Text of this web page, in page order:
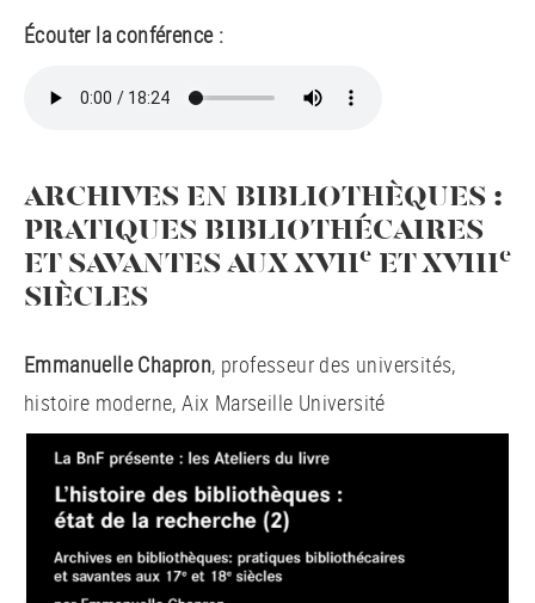
Écouter la conférence :
ARCHIVES EN BIBLIOTHÈQUES :
PRATIQUES BIBLIOTHÉCAIRES
ET SAVANTES AUX XVIIe ET XVIIIe
SIÈCLES
Emmanuelle Chapron, professeur des universités,
histoire moderne, Aix Marseille Université